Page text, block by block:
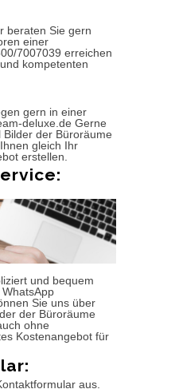
beraten Sie gern
einer
7007039 erreichen
kompetenten
gern in einer
deluxe.de Gerne
der Büroräume
gleich Ihr
erstellen.
und bequem
Sie uns über
der Büroräume
ohne
Kostenangebot für
aus.